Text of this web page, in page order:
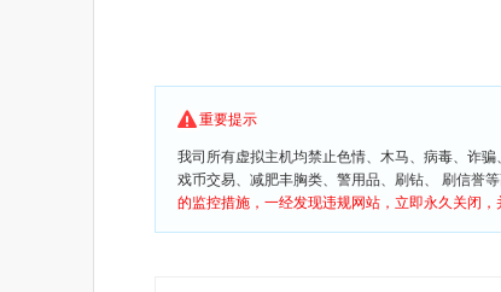
重要提示
我司所有虚拟主机均禁止色情、木马、病毒、诈
戏币交易、减肥丰胸类、警用品、刷钻、 刷信誉
的监控措施，一经发现违规网站，立即永久关闭，